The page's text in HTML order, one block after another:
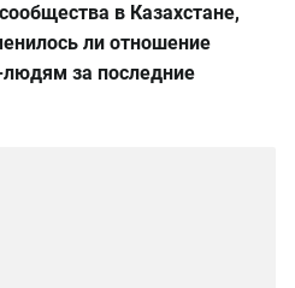
в Казахстане,
ли отношение
за последние